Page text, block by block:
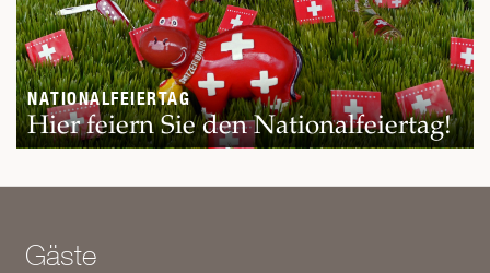
NATIONALFEIERTAG
Hier feiern Sie den Nationalfeiertag!
Gäste